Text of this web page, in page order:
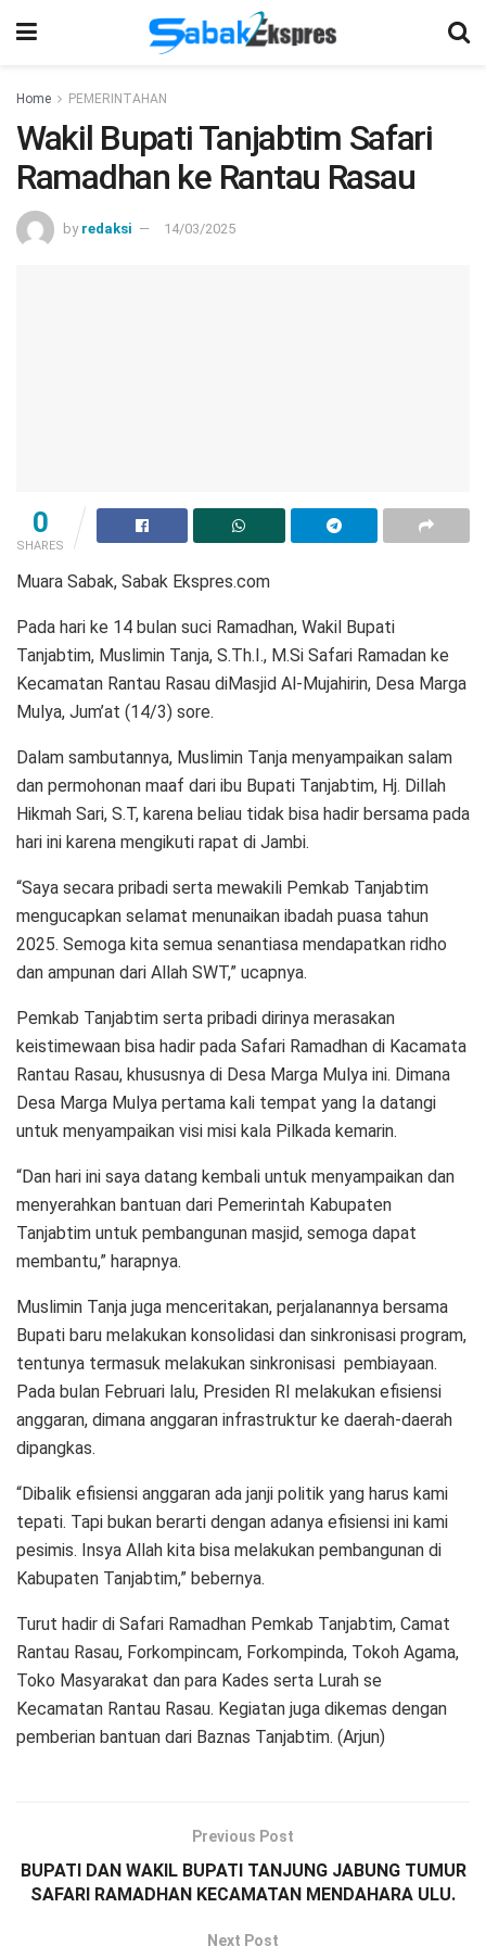
Home PEMERINTAHAN
Wakil Bupati Tanjabtim Safari
Ramadhan ke Rantau Rasau
by redaksi 14/03/2025
0
SHARES
Muara Sabak, Sabak Ekspres.com
Pada hari ke 14 bulan suci Ramadhan, Wakil Bupati
Tanjabtim, Muslimin Tanja, S.Th.I., M.Si Safari Ramadan ke
Kecamatan Rantau Rasau diMasjid Al-Mujahirin, Desa Marga
Mulya, Jum’at (14/3) sore.
Dalam sambutannya, Muslimin Tanja menyampaikan salam
dan permohonan maaf dari ibu Bupati Tanjabtim, Hj. Dillah
Hikmah Sari, S.T, karena beliau tidak bisa hadir bersama pada
hari ini karena mengikuti rapat di Jambi.
“Saya secara pribadi serta mewakili Pemkab Tanjabtim
mengucapkan selamat menunaikan ibadah puasa tahun
2025. Semoga kita semua senantiasa mendapatkan ridho
dan ampunan dari Allah SWT,” ucapnya.
Pemkab Tanjabtim serta pribadi dirinya merasakan
keistimewaan bisa hadir pada Safari Ramadhan di Kacamata
Rantau Rasau, khususnya di Desa Marga Mulya ini. Dimana
Desa Marga Mulya pertama kali tempat yang Ia datangi
untuk menyampaikan visi misi kala Pilkada kemarin.
“Dan hari ini saya datang kembali untuk menyampaikan dan
menyerahkan bantuan dari Pemerintah Kabupaten
Tanjabtim untuk pembangunan masjid, semoga dapat
membantu,” harapnya.
Muslimin Tanja juga menceritakan, perjalanannya bersama
Bupati baru melakukan konsolidasi dan sinkronisasi program,
tentunya termasuk melakukan sinkronisasi pembiayaan.
Pada bulan Februari lalu, Presiden RI melakukan efisiensi
anggaran, dimana anggaran infrastruktur ke daerah-daerah
dipangkas.
“Dibalik efisiensi anggaran ada janji politik yang harus kami
tepati. Tapi bukan berarti dengan adanya efisiensi ini kami
pesimis. Insya Allah kita bisa melakukan pembangunan di
Kabupaten Tanjabtim,” bebernya.
Turut hadir di Safari Ramadhan Pemkab Tanjabtim, Camat
Rantau Rasau, Forkompincam, Forkompinda, Tokoh Agama,
Toko Masyarakat dan para Kades serta Lurah se
Kecamatan Rantau Rasau. Kegiatan juga dikemas dengan
pemberian bantuan dari Baznas Tanjabtim. (Arjun)
Previous Post
BUPATI DAN WAKIL BUPATI TANJUNG JABUNG TUMUR
SAFARI RAMADHAN KECAMATAN MENDAHARA ULU.
Next Post